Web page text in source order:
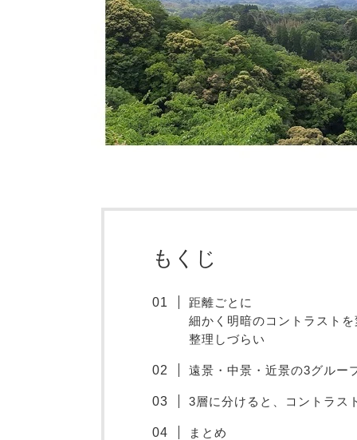
もくじ
距離ごとに
細かく明暗のコントラスト
整理しづらい
遠景・中景・近景の3グルー
3層に分けると、コントラス
まとめ